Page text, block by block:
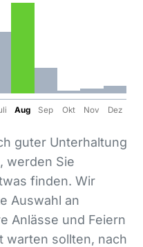
Aug Sep Okt Nov Dez
guter Unterhaltung
werden Sie
finden. Wir
Auswahl an
Anlässe und Feiern
warten sollten, nach